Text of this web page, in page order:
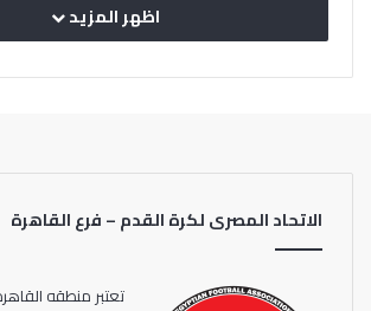
اظهر المزيد
الاتحاد المصرى لكرة القدم – فرع القاهرة
تعتبر منطقه